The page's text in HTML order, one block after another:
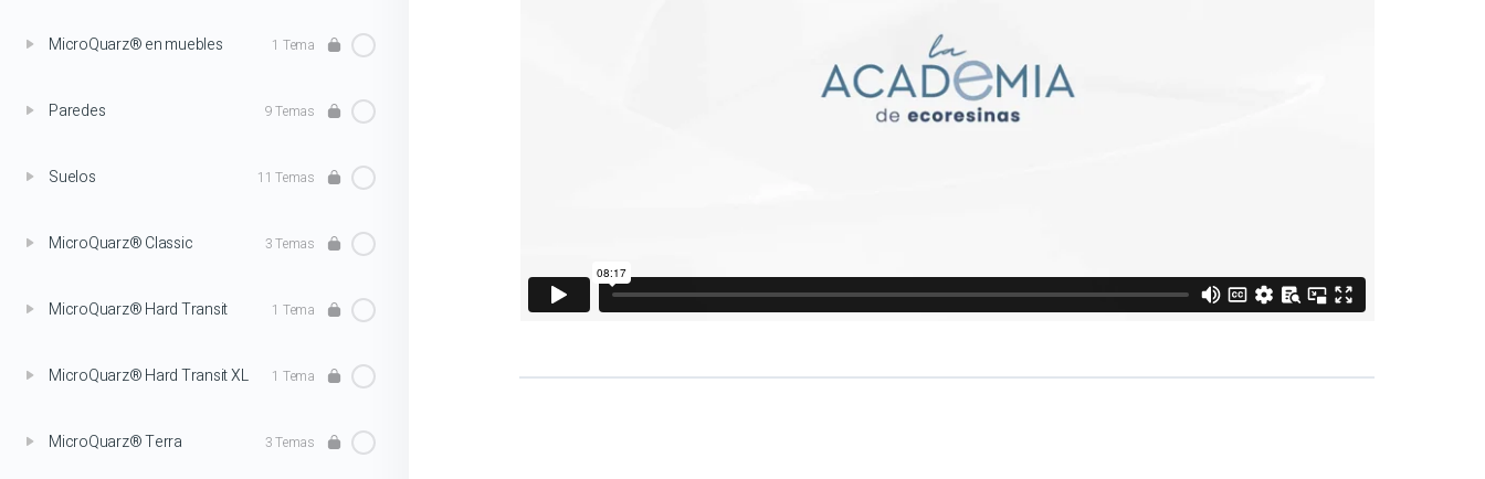
MicroQuarz® en muebles 1 Tema
Paredes 9 Temas
Suelos 11 Temas
MicroQuarz® Classic 3 Temas
MicroQuarz® Hard Transit 1 Tema
MicroQuarz® Hard Transit XL 1 Tema
MicroQuarz® Terra 3 Temas